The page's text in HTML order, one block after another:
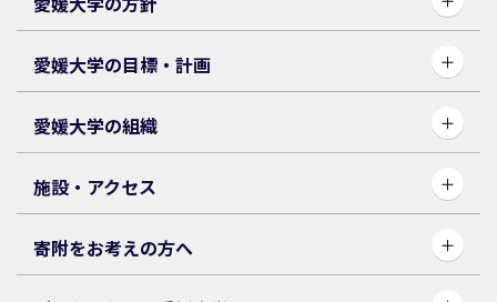
愛媛大学の目標・計画
愛媛大学の組織
施設・アクセス
寄附をお考えの方へ